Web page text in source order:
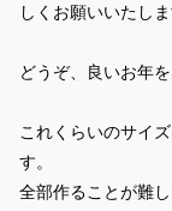
しくお願いいたしま
どうぞ、良いお年
これくらいのサイ
す。
全部作ることが難